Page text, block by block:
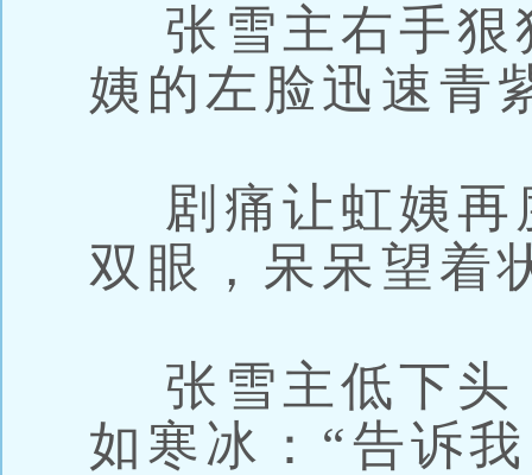
张雪主右手狠
姨的左脸迅速青
剧痛让虹姨再
双眼，呆呆望着
张雪主低下头
如寒冰：“告诉